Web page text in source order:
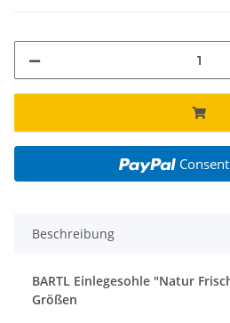
Beschreibung
BARTL Einlegesohle "Natur
Größen